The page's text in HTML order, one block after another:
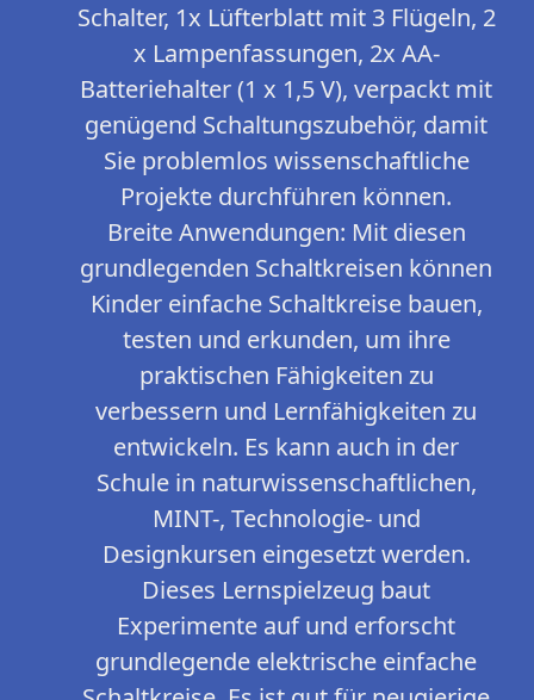
Schalter, 1x Lüfterblatt mit 3 Flügeln, 2
x Lampenfassungen, 2x AA-
Batteriehalter (1 x 1,5 V), verpackt mit
genügend Schaltungszubehör, damit
Sie problemlos wissenschaftliche
Projekte durchführen können.
Breite Anwendungen: Mit diesen
grundlegenden Schaltkreisen können
Kinder einfache Schaltkreise bauen,
testen und erkunden, um ihre
praktischen Fähigkeiten zu
verbessern und Lernfähigkeiten zu
entwickeln. Es kann auch in der
Schule in naturwissenschaftlichen,
MINT-, Technologie- und
Designkursen eingesetzt werden.
Dieses Lernspielzeug baut
Experimente auf und erforscht
grundlegende elektrische einfache